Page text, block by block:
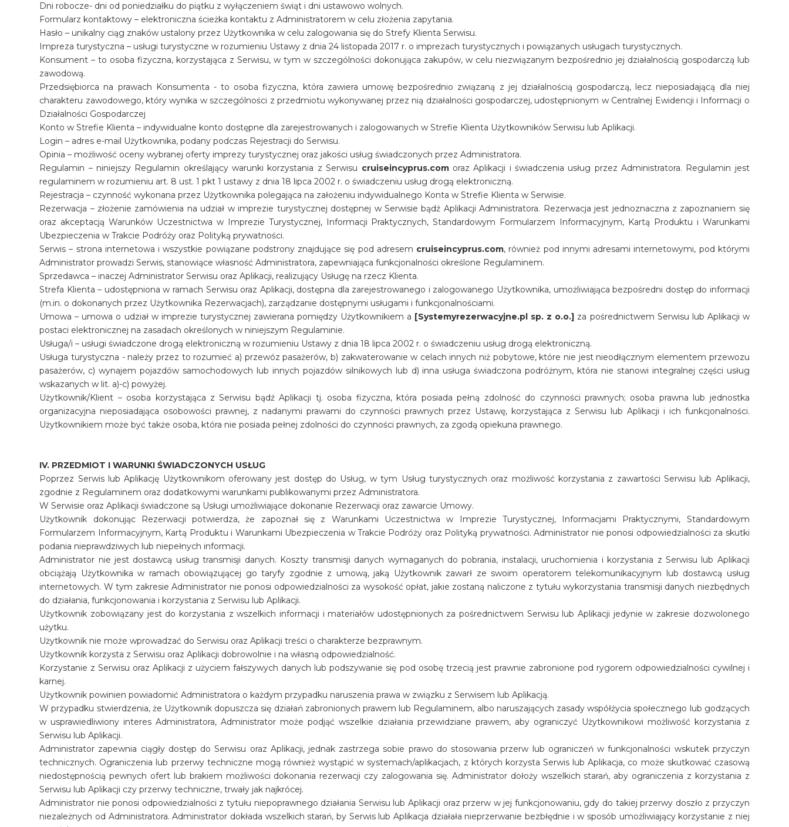
Dni robocze- dni od poniedziałku do piątku z wyłączeniem świąt i dni ustawowo wolnych.
Formularz kontaktowy – elektroniczna ścieżka kontaktu z Administratorem w celu złożenia zapytania.
Hasło – unikalny ciąg znaków ustalony przez Użytkownika w celu zalogowania się do Strefy Klienta Serwisu.
Impreza turystyczna – usługi turystyczne w rozumieniu Ustawy z dnia 24 listopada 2017 r. o imprezach turystycznych i powiązanych usługach turystycznych.
Konsument – to osoba fizyczna, korzystająca z Serwisu, w tym w szczególności dokonująca zakupów, w celu niezwiązanym bezpośrednio jej działalnością gospodarczą lub
zawodową.
Przedsiębiorca na prawach Konsumenta - to osoba fizyczna, która zawiera umowę bezpośrednio związaną z jej działalnością gospodarczą, lecz nieposiadającą dla niej
charakteru zawodowego, który wynika w szczególności z przedmiotu wykonywanej przez nią działalności gospodarczej, udostępnionym w Centralnej Ewidencji i Informacji o
Działalności Gospodarczej
Konto w Strefie Klienta – indywidualne konto dostępne dla zarejestrowanych i zalogowanych w Strefie Klienta Użytkowników Serwisu lub Aplikacji.
Login – adres e-mail Użytkownika, podany podczas Rejestracji do Serwisu.
Opinia – możliwość oceny wybranej oferty imprezy turystycznej oraz jakości usług świadczonych przez Administratora.
Regulamin – niniejszy Regulamin określający warunki korzystania z Serwisu cruiseincyprus.comoraz Aplikacji i świadczenia usług przez Administratora. Regulamin jest
regulaminem w rozumieniu art. 8 ust. 1 pkt 1 ustawy z dnia 18 lipca 2002 r. o świadczeniu usług drogą elektroniczną.
Rejestracja – czynność wykonana przez Użytkownika polegająca na założeniu indywidualnego Konta w Strefie Klienta w Serwisie.
Rezerwacja – złożenie zamówienia na udział w imprezie turystycznej dostępnej w Serwisie bądź Aplikacji Administratora. Rezerwacja jest jednoznaczna z zapoznaniem się
oraz akceptacją Warunków Uczestnictwa w Imprezie Turystycznej, Informacji Praktycznych, Standardowym Formularzem Informacyjnym, Kartą Produktu i Warunkami
Ubezpieczenia w Trakcie Podróży oraz Polityką prywatności.
Serwis – strona internetowa i wszystkie powiązane podstrony znajdujące się pod adresem cruiseincyprus.com, również pod innymi adresami internetowymi, pod którymi
Administrator prowadzi Serwis, stanowiące własność Administratora, zapewniająca funkcjonalności określone Regulaminem.
Sprzedawca – inaczej Administrator Serwisu oraz Aplikacji, realizujący Usługę na rzecz Klienta.
Strefa Klienta – udostępniona w ramach Serwisu oraz Aplikacji, dostępna dla zarejestrowanego i zalogowanego Użytkownika, umożliwiająca bezpośredni dostęp do informacji
(m.in. o dokonanych przez Użytkownika Rezerwacjach), zarządzanie dostępnymi usługami i funkcjonalnościami.
Umowa – umowa o udział w imprezie turystycznej zawierana pomiędzy Użytkownikiem a [Systemyrezerwacyjne.pl sp. z o.o.] za pośrednictwem Serwisu lub Aplikacji w
postaci elektronicznej na zasadach określonych w niniejszym Regulaminie.
Usługa/i – usługi świadczone drogą elektroniczną w rozumieniu Ustawy z dnia 18 lipca 2002 r. o świadczeniu usług drogą elektroniczną.
Usługa turystyczna - należy przez to rozumieć a) przewóz pasażerów, b) zakwaterowanie w celach innych niż pobytowe, które nie jest nieodłącznym elementem przewozu
pasażerów, c) wynajem pojazdów samochodowych lub innych pojazdów silnikowych lub d) inna usługa świadczona podróżnym, która nie stanowi integralnej części usług
wskazanych w lit. a)-c) powyżej.
Użytkownik/Klient – osoba korzystająca z Serwisu bądź Aplikacji tj. osoba fizyczna, która posiada pełną zdolność do czynności prawnych; osoba prawna lub jednostka
organizacyjna nieposiadająca osobowości prawnej, z nadanymi prawami do czynności prawnych przez Ustawę, korzystająca z Serwisu lub Aplikacji i ich funkcjonalności.
Użytkownikiem może być także osoba, która nie posiada pełnej zdolności do czynności prawnych, za zgodą opiekuna prawnego.
IV. PRZEDMIOT I WARUNKI ŚWIADCZONYCH USŁUG
Poprzez Serwis lub Aplikację Użytkownikom oferowany jest dostęp do Usług, w tym Usług turystycznych oraz możliwość korzystania z zawartości Serwisu lub Aplikacji,
zgodnie z Regulaminem oraz dodatkowymi warunkami publikowanymi przez Administratora.
W Serwisie oraz Aplikacji świadczone są Usługi umożliwiające dokonanie Rezerwacji oraz zawarcie Umowy.
Użytkownik dokonując Rezerwacji potwierdza, że zapoznał się z Warunkami Uczestnictwa w Imprezie Turystycznej, Informacjami Praktycznymi, Standardowym
Formularzem Informacyjnym, Kartą Produktu i Warunkami Ubezpieczenia w Trakcie Podróży oraz Polityką prywatności. Administrator nie ponosi odpowiedzialności za skutki
podania nieprawdziwych lub niepełnych informacji.
Administrator nie jest dostawcą usług transmisji danych. Koszty transmisji danych wymaganych do pobrania, instalacji, uruchomienia i korzystania z Serwisu lub Aplikacji
obciążają Użytkownika w ramach obowiązującej go taryfy zgodnie z umową, jaką Użytkownik zawarł ze swoim operatorem telekomunikacyjnym lub dostawcą usług
internetowych. W tym zakresie Administrator nie ponosi odpowiedzialności za wysokość opłat, jakie zostaną naliczone z tytułu wykorzystania transmisji danych niezbędnych
do działania, funkcjonowania i korzystania z Serwisu lub Aplikacji.
Użytkownik zobowiązany jest do korzystania z wszelkich informacji i materiałów udostępnionych za pośrednictwem Serwisu lub Aplikacji jedynie w zakresie dozwolonego
użytku.
Użytkownik nie może wprowadzać do Serwisu oraz Aplikacji treści o charakterze bezprawnym.
Użytkownik korzysta z Serwisu oraz Aplikacji dobrowolnie i na własną odpowiedzialność.
Korzystanie z Serwisu oraz Aplikacji z użyciem fałszywych danych lub podszywanie się pod osobę trzecią jest prawnie zabronione pod rygorem odpowiedzialności cywilnej i
karnej.
Użytkownik powinien powiadomić Administratora o każdym przypadku naruszenia prawa w związku z Serwisem lub Aplikacją.
W przypadku stwierdzenia, że Użytkownik dopuszcza się działań zabronionych prawem lub Regulaminem, albo naruszających zasady współżycia społecznego lub godzących
w usprawiedliwiony interes Administratora, Administrator może podjąć wszelkie działania przewidziane prawem, aby ograniczyć Użytkownikowi możliwość korzystania z
Serwisu lub Aplikacji.
Administrator zapewnia ciągły dostęp do Serwisu oraz Aplikacji, jednak zastrzega sobie prawo do stosowania przerw lub ograniczeń w funkcjonalności wskutek przyczyn
technicznych. Ograniczenia lub przerwy techniczne mogą również wystąpić w systemach/aplikacjach, z których korzysta Serwis lub Aplikacja, co może skutkować czasową
niedostępnością pewnych ofert lub brakiem możliwości dokonania rezerwacji czy zalogowania się. Administrator dołoży wszelkich starań, aby ograniczenia z korzystania z
Serwisu lub Aplikacji czy przerwy techniczne, trwały jak najkrócej.
Administrator nie ponosi odpowiedzialności z tytułu niepoprawnego działania Serwisu lub Aplikacji oraz przerw w jej funkcjonowaniu, gdy do takiej przerwy doszło z przyczyn
niezależnych od Administratora. Administrator dokłada wszelkich starań, by Serwis lub Aplikacja działała nieprzerwanie bezbłędnie i w sposób umożliwiający korzystanie z niej